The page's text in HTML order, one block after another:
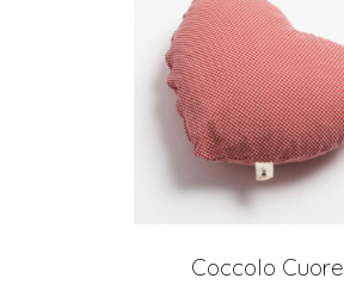
Coccolo Cuore